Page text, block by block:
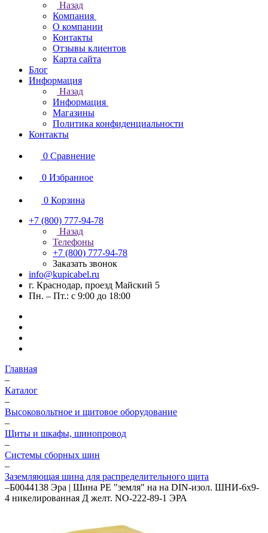
Назад
Компания
О компании
Контакты
Отзывы клиентов
Карта сайта
Блог
Информация
Назад
Информация
Магазины
Политика конфиденциальности
Контакты
0 Сравнение
0 Избранное
0 Корзина
+7 (800) 777-94-78
Назад
Телефоны
+7 (800) 777-94-78
Заказать звонок
info@kupicabel.ru
г. Краснодар, проезд Майский 5
Пн. – Пт.: с 9:00 до 18:00
Главная
–
Каталог
–
Высоковольтное и щитовое оборудование
–
Щиты и шкафы, шинопровод
–
Системы сборных шин
–
Заземляющая шина для распределительного щита
–Б0044138 Эра | Шина PE "земля" на на DIN-изол. ШНИ-6х9-
4 никелированная Д желт. NO-222-89-1 ЭРА